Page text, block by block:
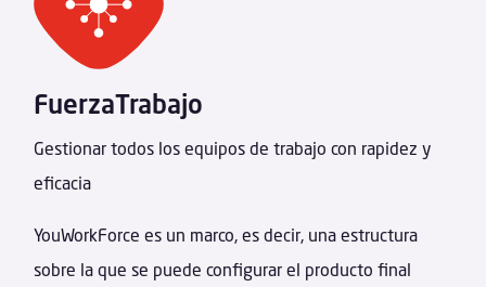
FuerzaTrabajo
Gestionar todos los equipos de trabajo con rapidez y
eficacia
YouWorkForce es un marco, es decir, una estructura
sobre la que se puede configurar el producto final